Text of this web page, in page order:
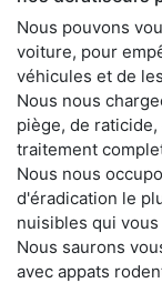
Nous pouvons
voiture, pour
véhicules et de
Nous nous
piège, de
traitement
Nous nous
d'éradication le
nuisibles qui
Nous saurons
avec appats